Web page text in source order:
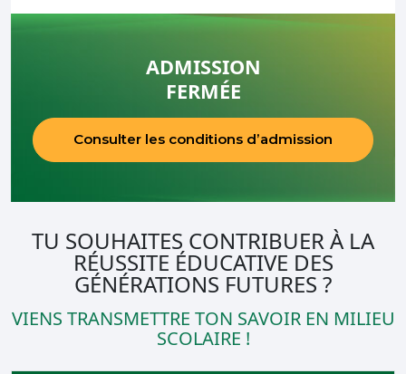
ADMISSION
FERMÉE
Consulter les conditions d’admission
TU SOUHAITES CONTRIBUER À LA
RÉUSSITE ÉDUCATIVE DES
GÉNÉRATIONS FUTURES ?
VIENS TRANSMETTRE TON SAVOIR EN MILIEU
SCOLAIRE !